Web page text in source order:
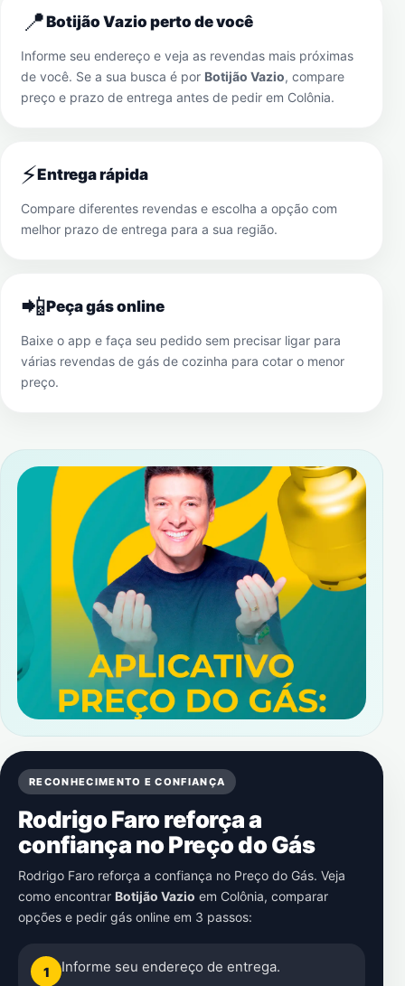
📍Botijão Vazio perto de você
Informe seu endereço e veja as revendas mais próximas
de você. Se a sua busca é por Botijão Vazio, compare
preço e prazo de entrega antes de pedir em Colônia.
⚡Entrega rápida
Compare diferentes revendas e escolha a opção com
melhor prazo de entrega para a sua região.
📲Peça gás online
Baixe o app e faça seu pedido sem precisar ligar para
várias revendas de gás de cozinha para cotar o menor
preço.
RECONHECIMENTO E CONFIANÇA
Rodrigo Faro reforça a
confiança no Preço do Gás
Rodrigo Faro reforça a confiança no Preço do Gás. Veja
como encontrar Botijão Vazio em Colônia, comparar
opções e pedir gás online em 3 passos:
1 Informe seu endereço de entrega.